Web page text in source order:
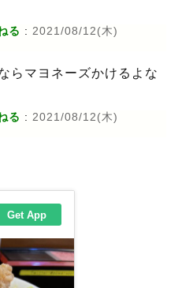
る : 2021/08/12(木)
らマヨネーズかけるよな
る : 2021/08/12(木)